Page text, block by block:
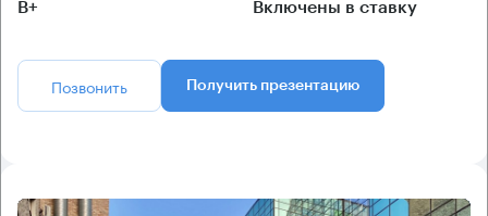
B+ Включены в ставку
Позвонить Получить презентацию